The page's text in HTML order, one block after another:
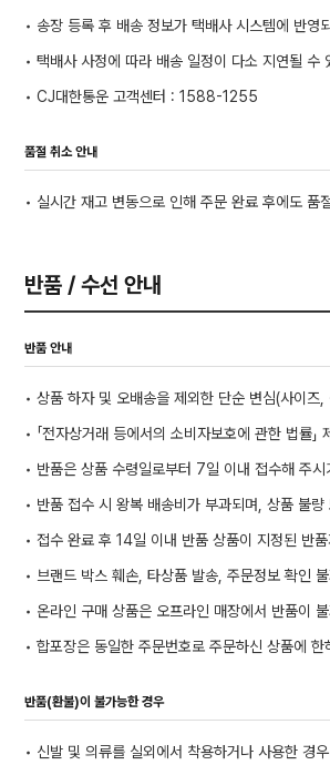
• 송장 등록 후 배송 정보가 택배사 시스템에 반
• 택배사 사정에 따라 배송 일정이 다소 지연될 수
• CJ대한통운 고객센터 : 1588-1255
품절 취소 안내
• 실시간 재고 변동으로 인해 주문 완료 후에도 품
반품 / 수선 안내
반품 안내
• 상품 하자 및 오배송을 제외한 단순 변심(사이
• 「전자상거래 등에서의 소비자보호에 관한 법률
• 반품은 상품 수령일로부터 7일 이내 접수해 주
• 반품 접수 시 왕복 배송비가 부과되며, 상품 불
• 접수 완료 후 14일 이내 반품 상품이 지정된 반
• 브랜드 박스 훼손, 타상품 발송, 주문정보 확인
• 온라인 구매 상품은 오프라인 매장에서 반품이
• 합포장은 동일한 주문번호로 주문하신 상품에 한
반품(환불)이 불가능한 경우
• 신발 및 의류를 실외에서 착용하거나 사용한 경우